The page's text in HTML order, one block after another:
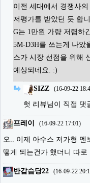
이전 세대에서 경쟁사
저평가를 받았던 듯 합
G는 1만원 가량 저렴하
5M-D3H를 쓰는게 나았
스가 시장 선점을 위해
예상되네요. :)
SIZZ (16-09-22
헛 리뷰님이 직접 댓
프레이 (16-09-22 17:01)
오.. 이제 아수스 저가형 멘
떻게 되는건가 했더니 따
반갑슴당22 (16-09-22